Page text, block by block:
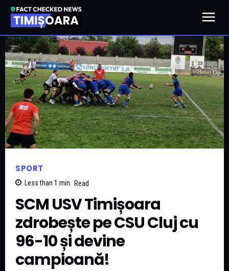
SPORT
Less than 1 min. Read
SCM USV Timișoara
zdrobește pe CSU Cluj cu
96-10 și devine
campioană!